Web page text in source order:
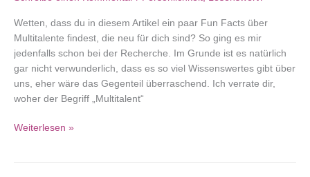
Wetten, dass du in diesem Artikel ein paar Fun Facts über
Multitalente findest, die neu für dich sind? So ging es mir
jedenfalls schon bei der Recherche. Im Grunde ist es natürlich
gar nicht verwunderlich, dass es so viel Wissenswertes gibt über
uns, eher wäre das Gegenteil überraschend. Ich verrate dir,
woher der Begriff „Multitalent“
Fun
Weiterlesen »